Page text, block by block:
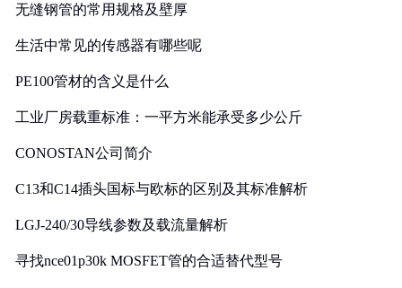
无缝钢管的常用规格及壁厚
生活中常见的传感器有哪些呢
PE100管材的含义是什么
工业厂房载重标准：一平方米能承受多少公斤
CONOSTAN公司简介
C13和C14插头国标与欧标的区别及其标准解析
LGJ-240/30导线参数及载流量解析
寻找nce01p30k MOSFET管的合适替代型号